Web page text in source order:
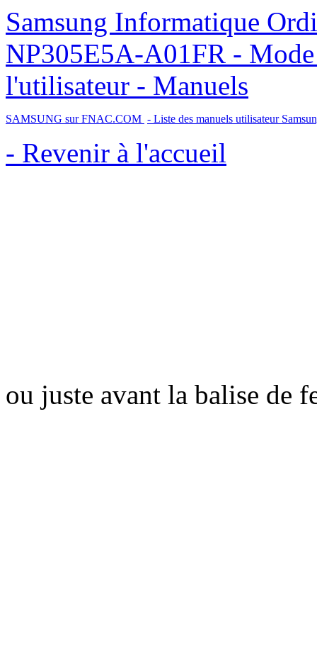
Samsung Informatique Ordinateur Portable Série 3 305E5A
NP305E5A-A01FR -
l'utilisateur - Manuels
SAMSUNG sur FNAC.COM - Liste des manuels utilisateur
- Revenir à l'accueil